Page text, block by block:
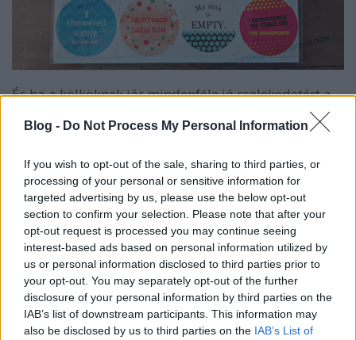
Blog - Do Not Process My Personal Information
If you wish to opt-out of the sale, sharing to third parties, or
processing of your personal or sensitive information for
targeted advertising by us, please use the below opt-out
section to confirm your selection. Please note that after your
opt-out request is processed you may continue seeing
interest-based ads based on personal information utilized by
us or personal information disclosed to third parties prior to
your opt-out. You may separately opt-out of the further
disclosure of your personal information by third parties on the
IAB’s list of downstream participants. This information may
also be disclosed by us to third parties on the IAB’s List of
És ha a kölköknek jár mindenféle jó cselekedetért a
matrica, nehogy már nekünk, anyáknak ne járjon!
Jár! Mert megérdemled!